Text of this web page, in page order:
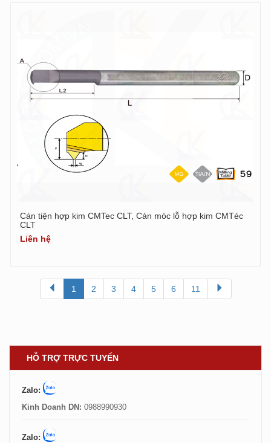
HỖ TRỢ TRỰC TUYẾN
Zalo:
Kinh Doanh DN: 0988990930
Zalo:
Cán tiện hợp kim CMTec CLT, Cán móc lỗ hợp kim CMTéc
CLT
Liên hệ
1 2 3 4 5 6 11